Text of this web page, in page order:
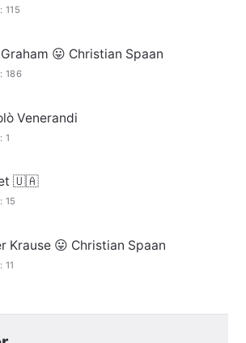
115
😛 Christian Spaan
186
Venerandi
1
🇺🇦
15
Krause 😛 Christian Spaan
11